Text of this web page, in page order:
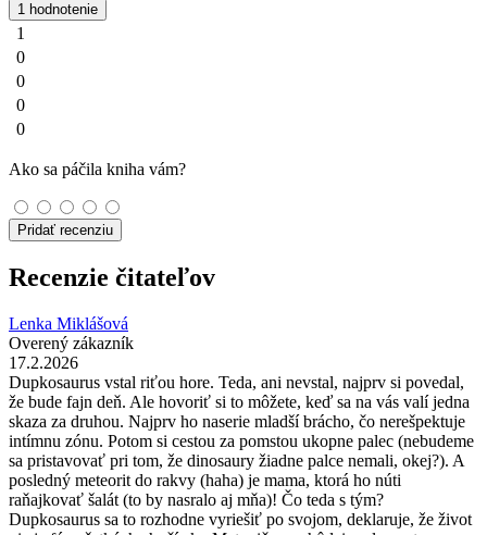
1 hodnotenie
1
0
0
0
0
Ako sa páčila kniha vám?
Pridať recenziu
Recenzie čitateľov
Lenka Miklášová
Overený zákazník
17.2.2026
Dupkosaurus vstal riťou hore. Teda, ani nevstal, najprv si povedal,
že bude fajn deň. Ale hovoriť si to môžete, keď sa na vás valí jedna
skaza za druhou. Najprv ho naserie mladší brácho, čo nerešpektuje
intímnu zónu. Potom si cestou za pomstou ukopne palec (nebudeme
sa pristavovať pri tom, že dinosaury žiadne palce nemali, okej?). A
posledný meteorit do rakvy (haha) je mama, ktorá ho núti
raňajkovať šalát (to by nasralo aj mňa)! Čo teda s tým?
Dupkosaurus sa to rozhodne vyriešiť po svojom, deklaruje, že život